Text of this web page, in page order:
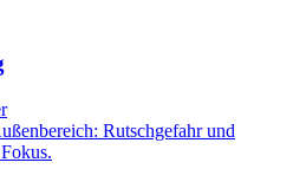
Rutschgefahr und